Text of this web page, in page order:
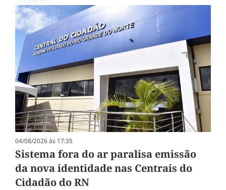
04/08/2026 às 17:35
Sistema fora do ar paralisa emissão
da nova identidade nas Centrais do
Cidadão do RN